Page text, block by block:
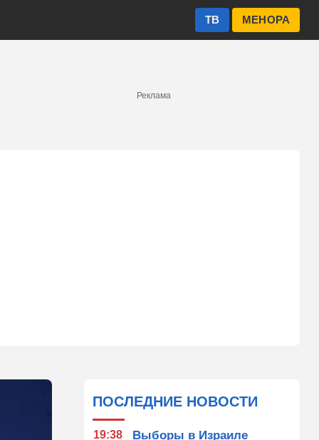
МЕНОРА
ТВ
Реклама
ПОСЛЕДНИЕ НОВОСТИ
19:38 Выборы в Израиле